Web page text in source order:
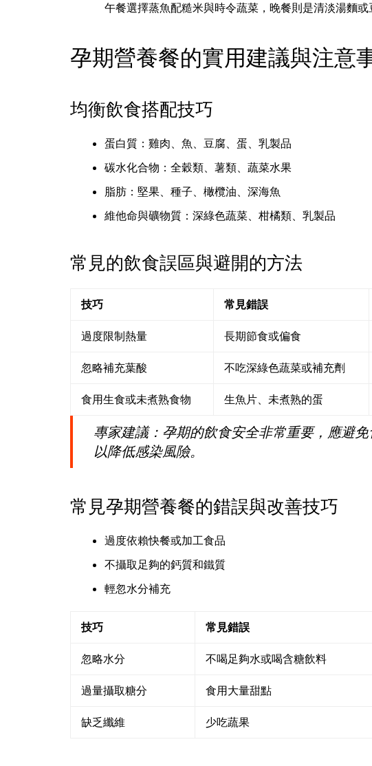
午餐選擇蒸魚配糙米與時令蔬菜，晚餐則是清淡湯麵或
孕期營養餐的實用建議與注意
均衡飲食搭配技巧
蛋白質：雞肉、魚、豆腐、蛋、乳製品
碳水化合物：全穀類、薯類、蔬菜水果
脂肪：堅果、種子、橄欖油、深海魚
維他命與礦物質：深綠色蔬菜、柑橘類、乳製品
常見的飲食誤區與避開的方法
技巧 常見錯誤
過度限制熱量 長期節食或偏食
忽略補充葉酸 不吃深綠色蔬菜或補充劑
食用生食或未煮熟食物 生魚片、未煮熟的蛋
專家建議：孕期的飲食安全非常重要，應避
以降低感染風險。
常見孕期營養餐的錯誤與改善技巧
過度依賴快餐或加工食品
不攝取足夠的鈣質和鐵質
輕忽水分補充
技巧 常見錯誤
忽略水分 不喝足夠水或喝含糖飲料
過量攝取糖分 食用大量甜點
缺乏纖維 少吃蔬果